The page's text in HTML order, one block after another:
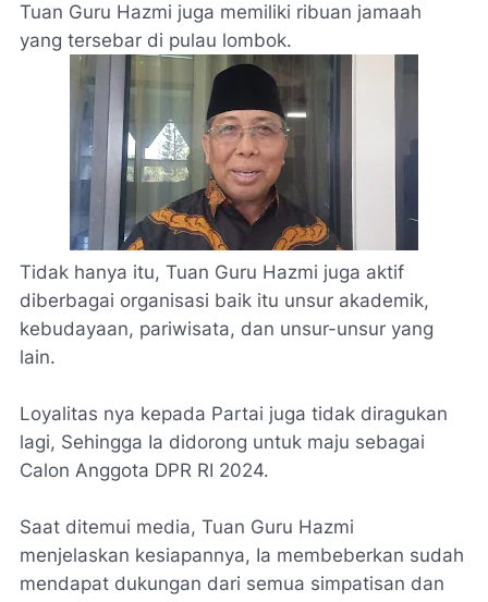
Tuan Guru Hazmi juga memiliki ribuan jamaah
yang tersebar di pulau lombok.
Tidak hanya itu, Tuan Guru Hazmi juga aktif
diberbagai organisasi baik itu unsur akademik,
kebudayaan, pariwisata, dan unsur-unsur yang
lain.
Loyalitas nya kepada Partai juga tidak diragukan
lagi, Sehingga Ia didorong untuk maju sebagai
Calon Anggota DPR RI 2024.
Saat ditemui media, Tuan Guru Hazmi
menjelaskan kesiapannya, Ia membeberkan sudah
mendapat dukungan dari semua simpatisan dan